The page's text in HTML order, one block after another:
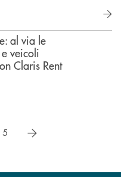
al via le
veicoli
Claris Rent
5 successivo